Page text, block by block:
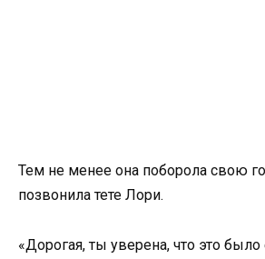
Тем не менее она поборола свою
позвонила тете Лори.
«Дорогая, ты уверена, что это